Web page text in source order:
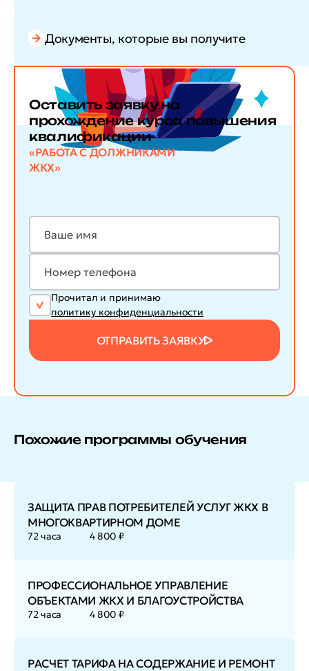
Документы, которые вы получите
Оставить заявкуна
прохождение курса повышения
квалификации
«РАБОТА С ДОЛЖНИКАМИ
ЖКХ»
Прочитал и принимаю
политику конфиденциальности
ОТПРАВИТЬ ЗАЯВКУ
Похожие программы обучения
ЗАЩИТА ПРАВ ПОТРЕБИТЕЛЕЙ УСЛУГ ЖКХ В
МНОГОКВАРТИРНОМ ДОМЕ
72 часа 4 800 ₽
ПРОФЕССИОНАЛЬНОЕ УПРАВЛЕНИЕ
ОБЪЕКТАМИ ЖКХ И БЛАГОУСТРОЙСТВА
72 часа 4 800 ₽
РАСЧЕТ ТАРИФА НА СОДЕРЖАНИЕ И РЕМОНТ